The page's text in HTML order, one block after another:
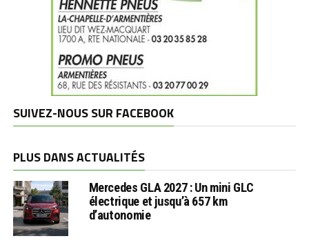
SUIVEZ-NOUS SUR FACEBOOK
PLUS DANS ACTUALITÉS
Mercedes GLA 2027 : Un mini GLC
électrique et jusqu’à 657 km
d’autonomie